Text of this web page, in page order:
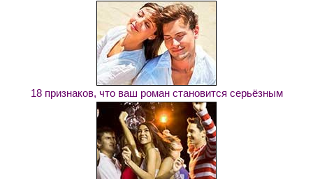
18 признаков, что ваш роман становится серьёзным